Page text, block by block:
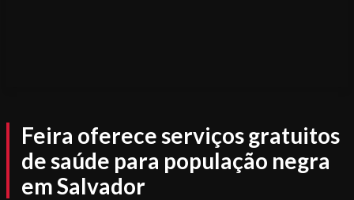
Feira oferece serviços gratuitos
de saúde para população negra
em Salvador